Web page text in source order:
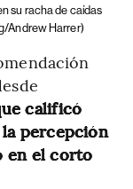
su racha de caídas
Andrew Harrer)
calificó
percepción
en el corto